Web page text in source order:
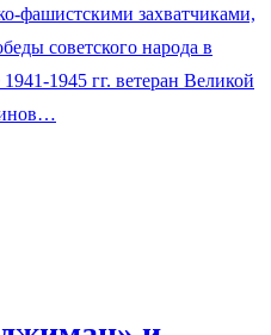
фашистскими захватчиками,
советского народа в
1945 гг. ветеран Великой